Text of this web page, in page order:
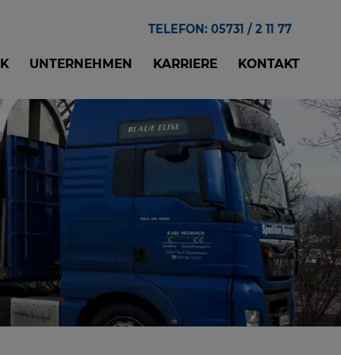
TE­LE­FON: 05731 / 2 11 77
UN­TER­NEH­MEN KAR­RIE­RE KON­TAKT